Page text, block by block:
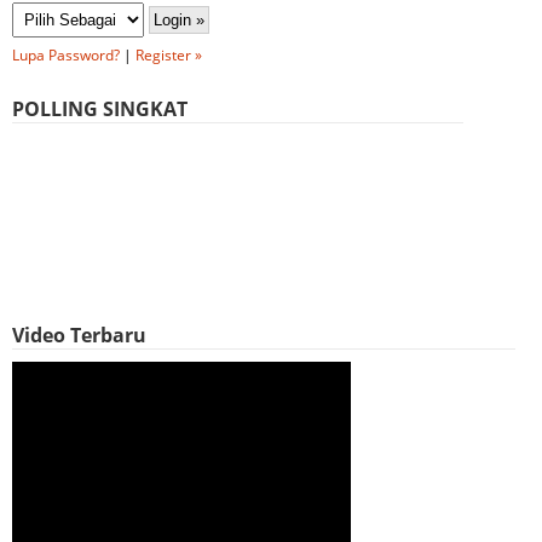
Lupa Password? | Register »
POLLING SINGKAT
Video Terbaru